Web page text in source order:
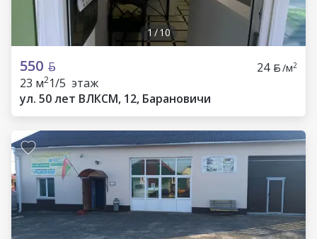
1/10
550 24 /м2
23 м21/5 этаж
ул. 50 лет ВЛКСМ, 12, Барановичи